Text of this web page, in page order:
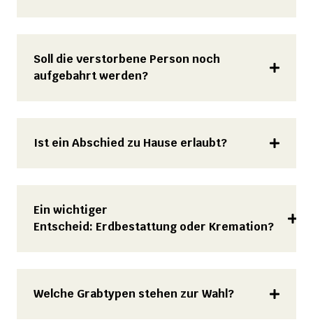
Soll die verstorbene Person noch
aufgebahrt werden?
Ist ein Abschied zu Hause erlaubt?
Ein wichtiger
Entscheid: Erdbestattung oder Kremation?
Welche Grabtypen stehen zur Wahl?